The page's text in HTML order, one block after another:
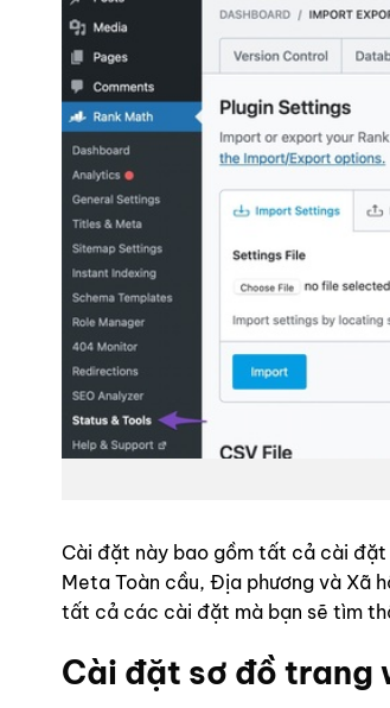
Cài đặt này bao gồm tất cả cài đặt
Meta Toàn cầu, Địa phương và Xã
tất cả các cài đặt mà bạn sẽ tìm
Cài đặt sơ đồ trang